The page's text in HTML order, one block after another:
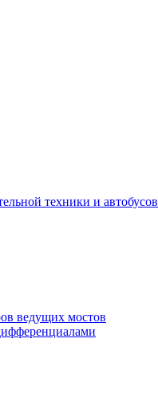
техники и автобусов
ведущих мостов